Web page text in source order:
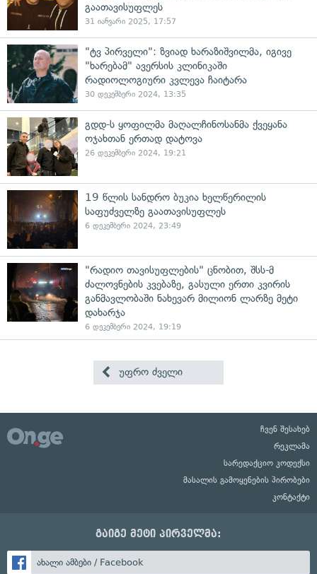
გაათავისუფლეს
31 იანვარი 2025, 17:57
"ტვ პირველი": ზვიად ხარაზიშვილმა, იგივე
"ხარებამ" ავერსის კლინიკაში
რადიოლოგიური კვლევა ჩაიტარა
30 დეკემბერი 2024, 13:35
გდდ-ს ყოფილმა მაღალჩინოსანმა ქვეყანა
ოჯახთან ერთად დატოვა
26 დეკემბერი 2024, 19:21
19 წლის სანდრო ბუკია ხელწერილის
საფუძველზე გაათავისუფლეს
6 დეკემბერი 2024, 23:49
"რადიო თავისუფლების" ცნობით, შსს-მ
ძალოვნების კვებაზე, გასული ერთი კვირის
განმავლობაში ნახევარ მილიონ ლარზე მეტი
დახარჯა
6 დეკემბერი 2024, 19:19
უფრო ძველი
ჩვენ შესახებ
რეკლამა
სარედაქციო კოდექსი
მასალის გამოყენების პირობები
კონტაქტი
გაიგე მეტი პირველმა:
ახალი ამბები / Facebook